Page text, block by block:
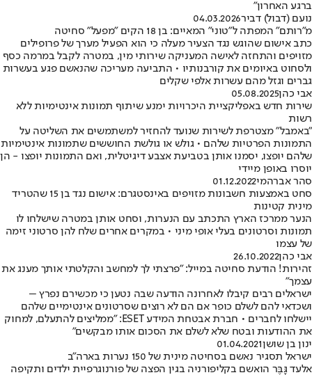
ברגע האחרון"
נועם (דבול) דביר04.03.2026
מ"רותם" המפתה ל"טוני" המאיים: בן 18 הקים "מפעל" סחיטה
כתב אישום שהוגש נגד הצעיר מעלה כי הוא הפעיל מערך של פרופילים
מזויפים והתחזה לאישה המעניקה שירותי מין, במטרה לקבל במרמה כסף
ולסחוט באיומים את קורבנותיו • התביעה מעריכה שהנאשם פגע בעשרות
גברים וגזל מהם עשרות אלפי שקלים
אבי כהן05.08.2025
שירות חדש באפליקציית היכרויות ימנע שיתוף תמונות אינטימיות ללא
רשות
"באמבל" מצטרפת לשירות שנועד להחזיר למשתמשים את השליטה על
התמונות הפרטיות שלהם • גולש או גולשת החוששים שתמונות אינטימיות
שלהם יופצו, יסמנו אותן בטביעת אצבע דיגיטלית, ואם התמונות יופצו - הן
יוסרו באופן מיידי
סהר אברהמי01.12.2022
סחט באמצעות חשבונות מזויפים באינסטגרם: אישום נגד בן 15 שהטריד
מינית קטינות
הנער ממרכז הארץ התכתב עם הנערות, וסחט אותן במטרה שישלחו לו
תמונות וסרטונים בעלי אופי מיני • במקרים אחרים שלח להן סרטוני זימה
של עצמו
אבי כהן26.10.2022
זהירות! הודעת סחיטה במייל: "פרצתי לך למחשב והקלטתי אותך מענג את
עצמך"
ישראלים רבים קיבלו לאחרונה הודעה שבה נטען כי מכשירם נפרץ –
ושכדאי להם לשלם כופר אם הם לא רוצים שסרטונים אינטימיים שלהם
יישלחו לחברים • חברת אבטחת המידע ESET: "ממליצים להתעלם, למחוק
את ההודעות ובטח שלא לשלם את הסכום אותו מבקשים"
ינון בן שושן01.04.2021
ישראל תסגיר נאשם בסחיטה מינית של 150 נערות בארה"ב
אלעד גָּבֶּר הואשם בקליפורניה בגין הפצה של פורנוגרפיית ילדים ותקיפה